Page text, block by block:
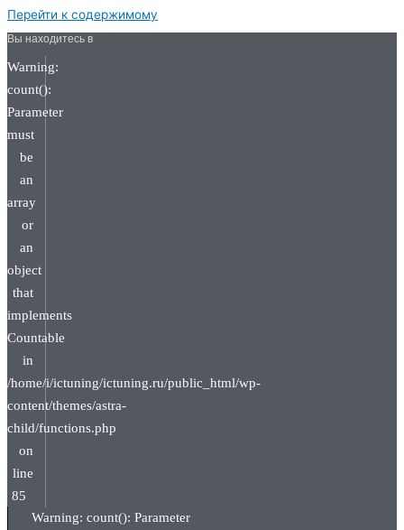
Перейти к содержимому
Вы находитесь в
Warning:
count():
Parameter
must
be
an
array
or
an
object
that
implements
Countable
in
/home/i/ictuning/ictuning.ru/public_html/wp-
content/themes/astra-
child/functions.php
on
line
85
Warning: count(): Parameter